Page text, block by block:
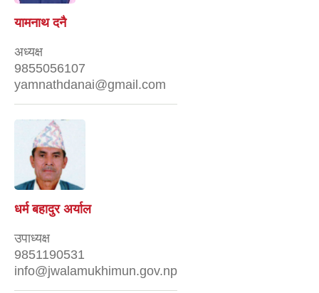
यामनाथ दनै
अध्यक्ष
9855056107
yamnathdanai@gmail.com
धर्म बहादुर अर्याल
उपाध्यक्ष
9851190531
info@jwalamukhimun.gov.np